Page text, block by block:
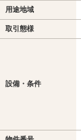
用途地域
取引態様
設備・条件